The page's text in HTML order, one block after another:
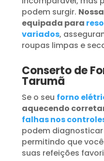
podem surgir.
equipada para
variados,
roupas limpas e
Conserto de
Tarumã
Se o seu forno
aquecendo
falhas nos
podem
permitindo que
suas refeições